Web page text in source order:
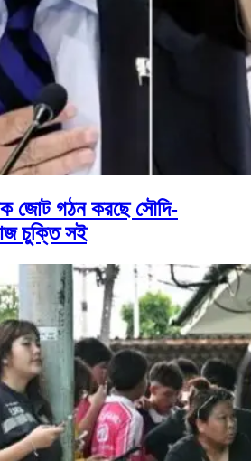
জোট গঠন করছে সৌদি-
চুক্তি সই